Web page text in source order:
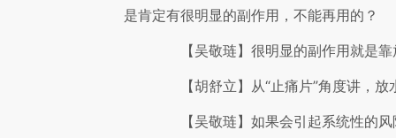
是肯定有很明显的副作用，不能再用的？
【吴敬琏】 很明显的副作用就是
【胡舒立】 从“止痛片”角度讲，
【吴敬琏】 如果会引起系统性的